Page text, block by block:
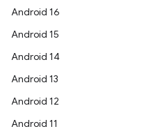
Android 16
Android 15
Android 14
Android 13
Android 12
Android 11